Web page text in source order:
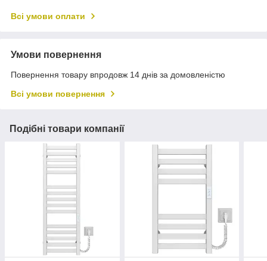
Всі умови оплати
Умови повернення
Повернення товару впродовж 14 днів за домовленістю
Всі умови повернення
Подібні товари компанії